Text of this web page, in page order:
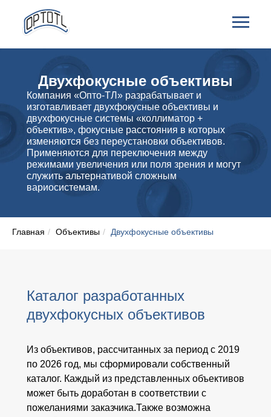
Двухфокусные объективы
Компания «Опто-ТЛ» разрабатывает и
изготавливает двухфокусные объективы и
двухфокусные системы «коллиматор +
объектив», фокусные расстояния в которых
изменяются без переустановки объективов.
Применяются для переключения между
режимами увеличения или поля зрения и могут
служить альтернативой сложным
вариосистемам.
Главная / Объективы / Двухфокусные объективы
Каталог разработанных
двухфокусных объективов
Из объективов, рассчитанных за период с 2019
по 2026 год, мы сформировали собственный
каталог. Каждый из представленных объективов
может быть доработан в соответствии с
пожеланиями заказчика.Также возможна